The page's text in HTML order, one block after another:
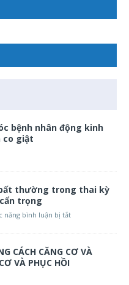
bệnh nhân động kinh
co giật
thường trong thai kỳ
trọng
năng bình luận bị tắt
CÁCH CĂNG CƠ VÀ
VÀ PHỤC HỒI